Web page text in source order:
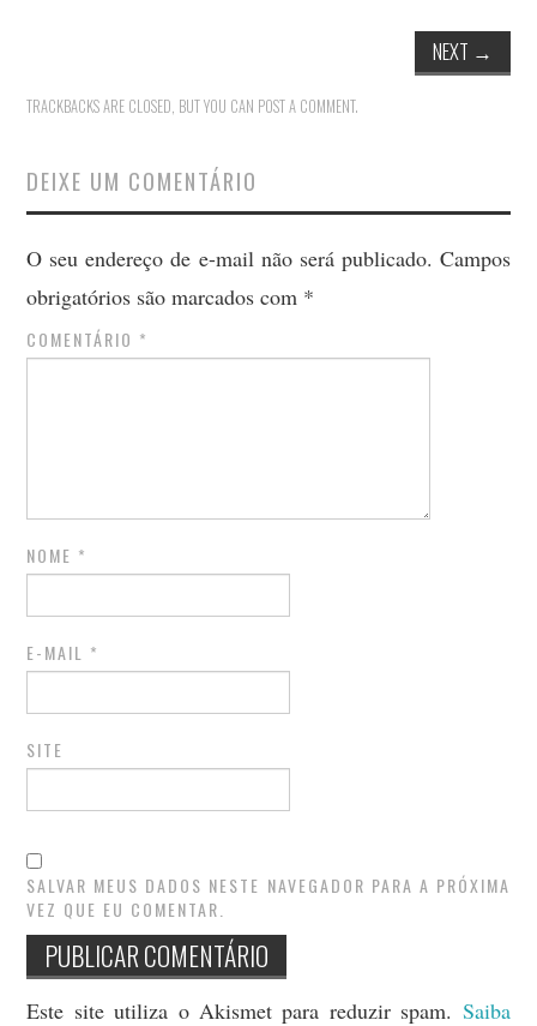
NEXT →
TRACKBACKS ARE CLOSED, BUT YOU CAN POST A COMMENT.
DEIXE UM COMENTÁRIO
O seu endereço de e-mail não será publicado. Campos
obrigatórios são marcados com *
COMENTÁRIO *
NOME *
E-MAIL *
SITE
SALVAR MEUS DADOS NESTE NAVEGADOR PARA A PRÓXIMA
VEZ QUE EU COMENTAR.
Este site utiliza o Akismet para reduzir spam. Saiba